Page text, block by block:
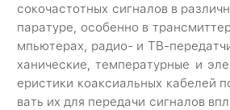
сокочастотных сигналов в
паратуре, особенно в
мпьютерах, радио- и ТВ-
ханические, температурные и
еристики коаксиальных кабелей
вать их для передачи сигналов